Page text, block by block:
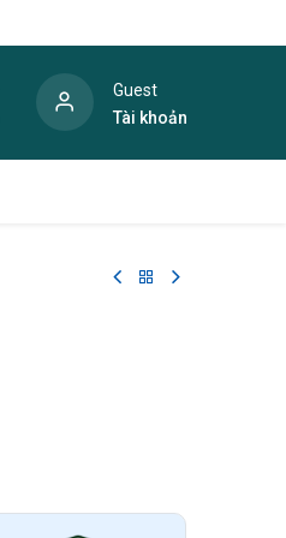
Guest
Tài khoản